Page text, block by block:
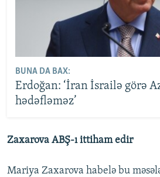
BUNA DA BAX:
Erdoğan: ‘İran İsrailə görə
hədəfləməz’
Zaxarova ABŞ-ı ittiham edir
Mariya Zaxarova habelə bu